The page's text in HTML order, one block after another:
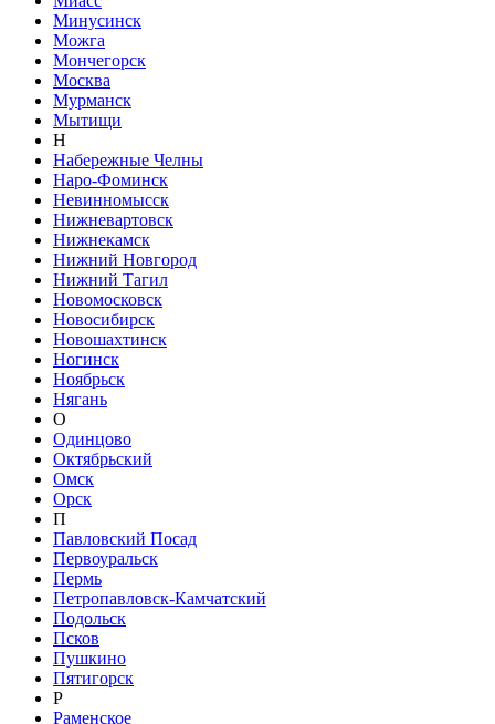
Минусинск
Можга
Мончегорск
Москва
Мурманск
Мытищи
Н
Набережные Челны
Наро-Фоминск
Невинномысск
Нижневартовск
Нижнекамск
Нижний Новгород
Нижний Тагил
Новомосковск
Новосибирск
Новошахтинск
Ногинск
Ноябрьск
Нягань
О
Одинцово
Октябрьский
Омск
Орск
П
Павловский Посад
Первоуральск
Пермь
Петропавловск-Камчатский
Подольск
Псков
Пушкино
Пятигорск
Р
Раменское